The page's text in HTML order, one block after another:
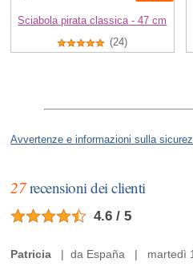
Sciabola pirata classica - 47 cm
(24)
Avvertenze e informazioni sulla
27recensioni dei clienti
4.6 / 5
Patricia | da España | martedì